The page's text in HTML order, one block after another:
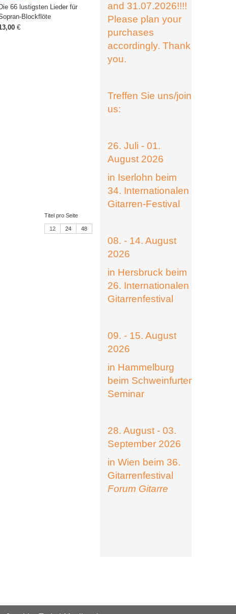
Die 66 lustigsten Lieder für
Blockflöte
€
Titel pro Seite
12 24 48
and 31.07.2026!!!!
Please plan your
purchases
accordingly. Thank
you.
Treffen Sie uns/join
us:
26. Juli - 01.
August 2026
in Iserlohn beim
34. Internationalen
Gitarren-Festival
08. - 14. August
2026
in Hersbruck beim
26. Internationalen
Gitarrenfestival
09. - 15. August
2026
in Hammelburg
beim Schweinfurter
Seminar
28. August - 03.
September 2026
in Wien beim 36.
Gitarrenfestival
Forum Gitarre